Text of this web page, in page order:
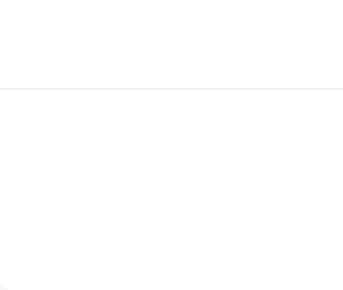
und zwar habe ich irgendwann letztens